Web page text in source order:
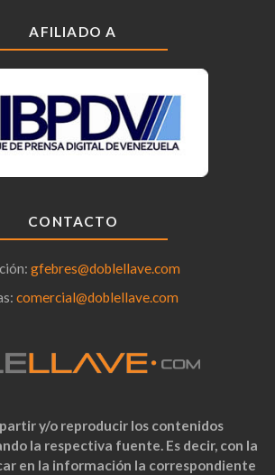
AFILIADO A
CONTACTO
gfebres@doblellave.com
comercial@doblellave.com
y/o reproducir los contenidos
la respectiva fuente. Es decir, con la
en la información la correspondiente